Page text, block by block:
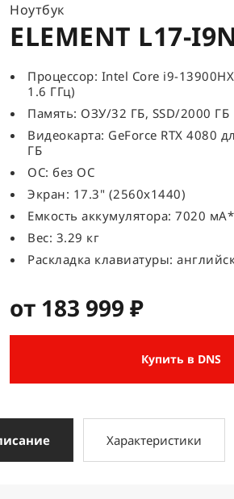
Ноутбук
ELEMENT L17-
Процессор: Intel Core i9-
1.6 ГГц)
Память: ОЗУ/32 ГБ, SSD/2000 ГБ
Видеокарта: GeForce RTX 4080
ГБ
ОС: без ОС
Экран: 17.3" (2560x1440)
Емкость аккумулятора: 7020
Вес: 3.29 кг
Раскладка клавиатуры:
от 183 999 ₽
Купить в DNS
Характеристики